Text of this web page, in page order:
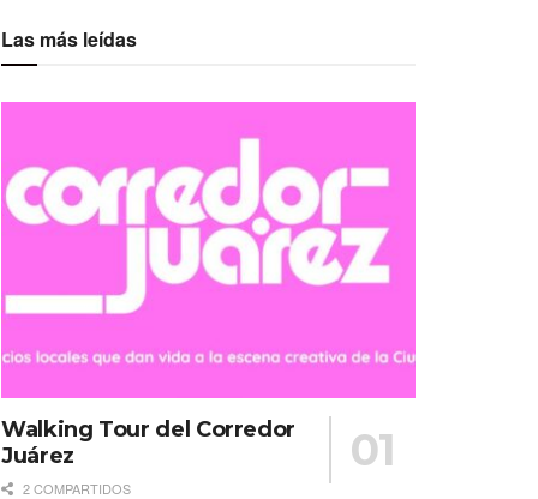
Las más leídas
Walking Tour del Corredor
Juárez
2 COMPARTIDOS